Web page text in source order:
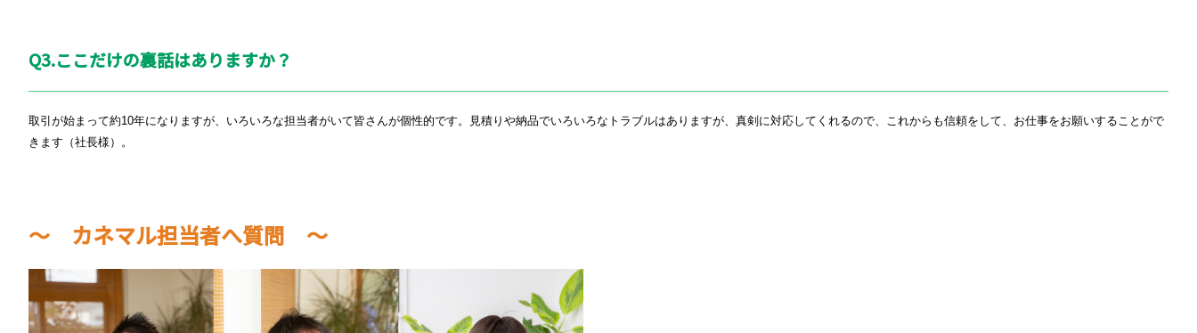
Q3.ここだけの裏話はありますか？
取引が始まって約10年になりますが、いろいろな担当者がいて皆さんが個性的です。見積りや納品でいろいろなトラブルはありますが、真剣に対応してくれるので、これからも信頼をして、お仕事をお願いすることがで
きます（社長様）。
～ カネマル担当者へ質問 ～